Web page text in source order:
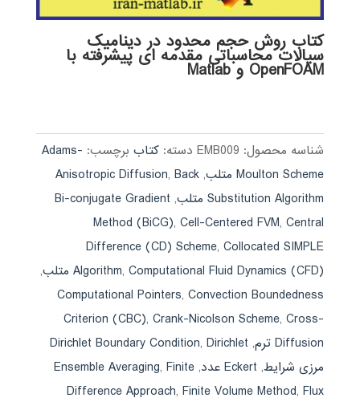
کتاب روش حجم محدود در دینامیک
سیالات محاسباتی مقدمه ای پیشرفته با
OpenFOAM و Matlab
شناسه محصول: EMB009 دسته: کتاب برچسب: Adams-
Moulton Scheme متلب
,
Anisotropic Diffusion,Back
Substitution Algorithm متلب
,
Bi-conjugate Gradient
Method (BiCG),Cell-Centered FVM,Central
Difference (CD) Scheme,Collocated SIMPLE
Algorithm,Computational Fluid Dynamics (CFD) متلب
,
Computational Pointers,Convection Boundedness
Criterion (CBC),Crank-Nicolson Scheme,Cross-
Diffusion ترم
,
Dirichlet Boundary Condition,Dirichlet
مرزی شرایط, Eckert عدد ,
Ensemble Averaging,Finite
Difference Approach,Finite Volume Method,Flux